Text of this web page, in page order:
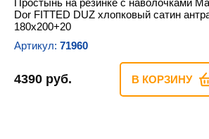
Простынь на резинке с наволочками
Dor FITTED DUZ хлопковый сатин
180х200+20
Артикул: 71960
4390 руб. В КОРЗИНУ